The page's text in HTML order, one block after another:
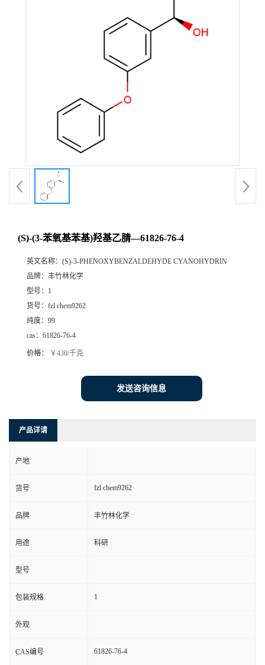
(S)-(3-苯氧基苯基)羟基乙腈—61826-76-4
英文名称： (S)-3-PHENOXYBENZALDEHYDE CYANOHYDRIN
品牌： 丰竹林化学
型号： 1
货号： fzl chem9262
纯度： 99
cas： 61826-76-4
价格： ￥430/千克
发送咨询信息
产品详请
产地
货号 fzl chem9262
品牌 丰竹林化学
用途 科研
型号
包装规格 1
外观
CAS编号 61826-76-4